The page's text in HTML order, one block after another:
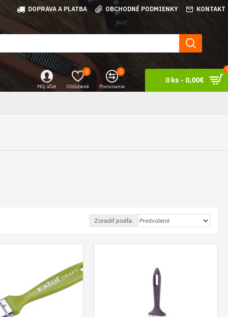
DOPRAVA A PLATBA OBCHODNÉ PODMIENKY KONTAKT
Môj účet Obľúbené
0
Porovnanie
0
0 ks - 0,00€
Zoradiť podľa: